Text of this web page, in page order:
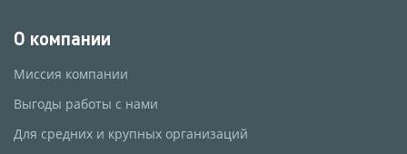
О компании
Миссия компании
Выгоды работы с нами
Для средних и крупных организаций